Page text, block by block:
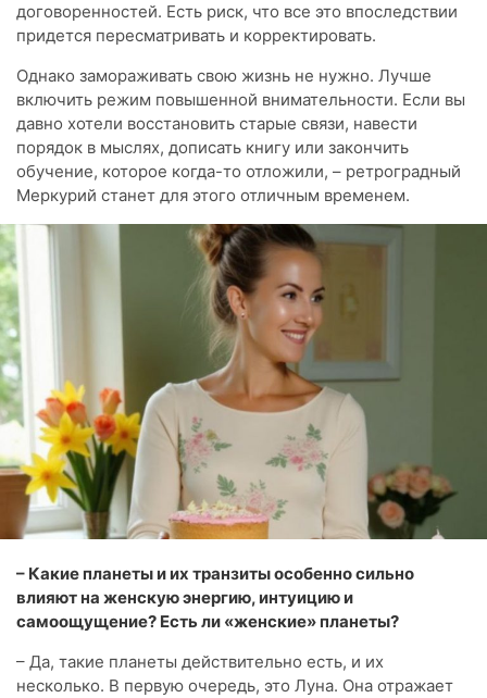
договоренностей. Есть риск, что все это впоследствии
придется пересматривать и корректировать.
Однако замораживать свою жизнь не нужно. Лучше
включить режим повышенной внимательности. Если вы
давно хотели восстановить старые связи, навести
порядок в мыслях, дописать книгу или закончить
обучение, которое когда-то отложили, – ретроградный
Меркурий станет для этого отличным временем.
– Какие планеты и их транзиты особенно сильно
влияют на женскую энергию, интуицию и
самоощущение? Есть ли «женские» планеты?
– Да, такие планеты действительно есть, и их
несколько. В первую очередь, это Луна. Она отражает